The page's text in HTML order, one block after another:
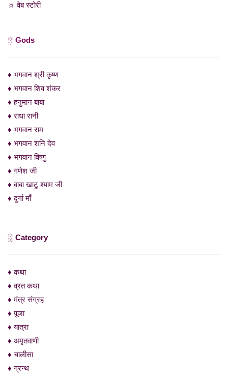
☼ वेब स्टोरी
░ Gods
♦ भगवान श्री कृष्ण
♦ भगवान शिव शंकर
♦ हनुमान बाबा
♦ राधा रानी
♦ भगवान राम
♦ भगवान शनि देव
♦ भगवान विष्णु
♦ गणेश जी
♦ बाबा खाटू श्याम जी
♦ दुर्गा माँ
░ Category
♦ कथा
♦ व्रत कथा
♦ मंत्र संग्रह
♦ पूजा
♦ यात्रा
♦ अमृतवाणी
♦ चालीसा
♦ ग्रन्थ